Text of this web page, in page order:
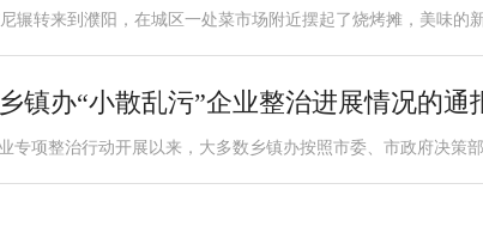
辗转来到濮阳，在城区一处菜市场附近摆起了烧烤摊，美味的
镇办“小散乱污”企业整治进展情况的通
专项整治行动开展以来，大多数乡镇办按照市委、市政府决策